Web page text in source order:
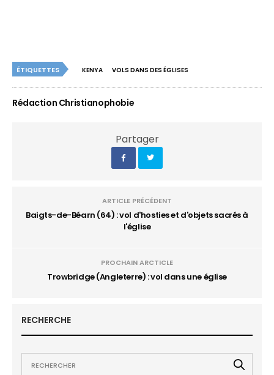
ÉTIQUETTES KENYA VOLS DANS DES ÉGLISES
Rédaction Christianophobie
Partager
ARTICLE PRÉCÉDENT
Baigts-de-Béarn (64) : vol d'hosties et d'objets sacrés à
l'église
PROCHAIN ARCTICLE
Trowbridge (Angleterre) : vol dans une église
RECHERCHE